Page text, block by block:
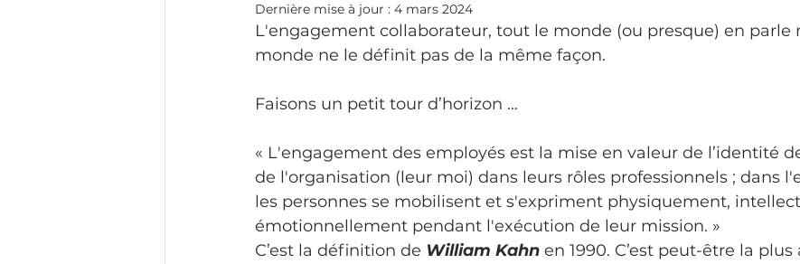
Dernière mise à jour : 4 mars 2024
L'engagement collaborateur, tout le monde (ou presque) en parle
monde ne le définit pas de la même façon.
Faisons un petit tour d’horizon …
« L'engagement des employés est la mise en valeur de l’identité
de l'organisation (leur moi) dans leurs rôles professionnels ; dans
les personnes se mobilisent et s'expriment physiquement,
émotionnellement pendant l'exécution de leur mission. »
C’est la définition de William Kahn en 1990. C’est peut-être la